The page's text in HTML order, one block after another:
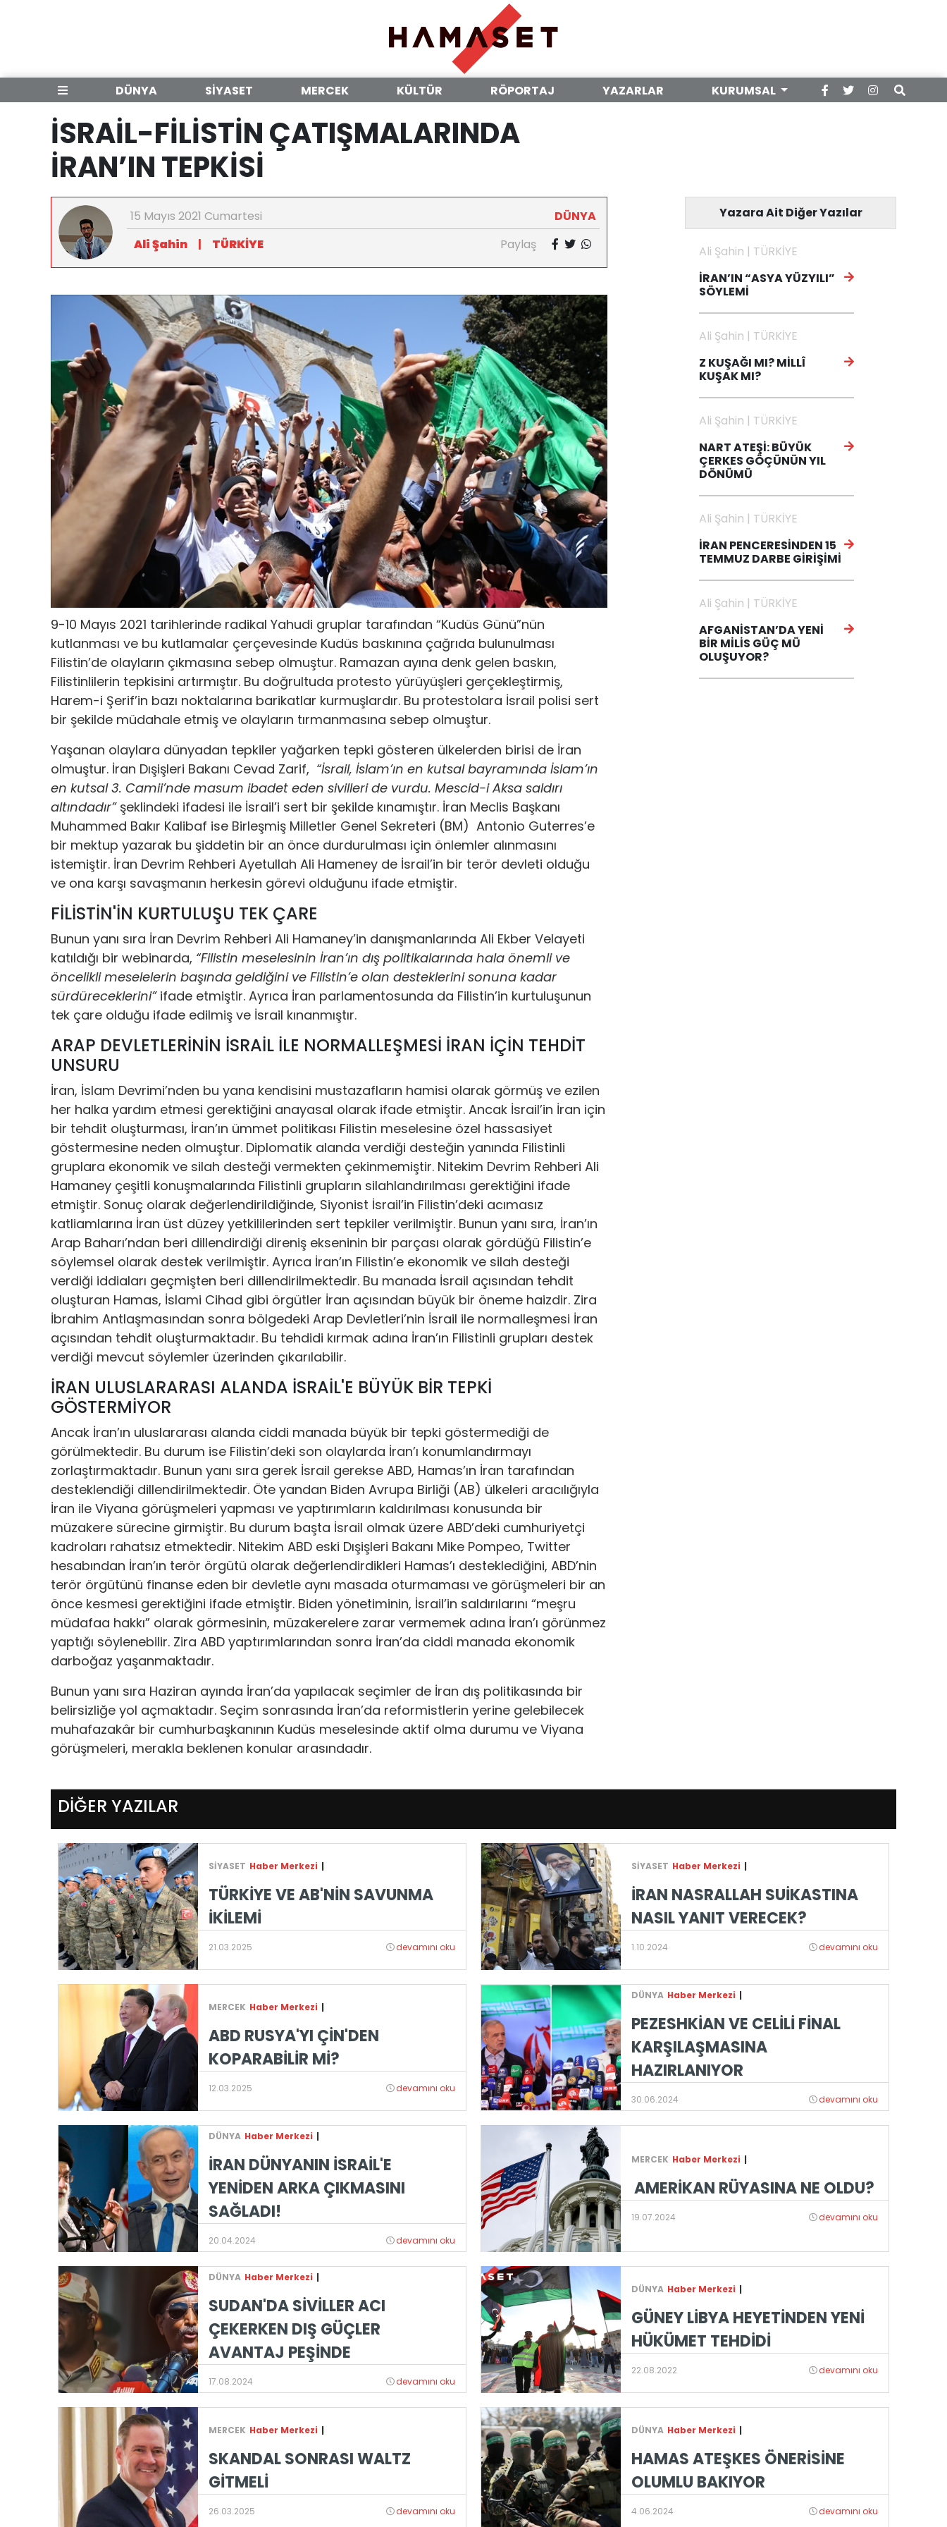
DÜNYA SİYASET MERCEK KÜLTÜR RÖPORTAJ YAZARLAR KURUMSAL
İSRAİL-FİLİSTİN ÇATIŞMALARINDA
İRAN’IN TEPKİSİ
15 Mayıs 2021 Cumartesi
DÜNYA
Ali Şahin
| TÜRKİYE Paylaş
9-10 Mayıs 2021 tarihlerinde radikal Yahudi gruplar tarafından “Kudüs Günü”nün
kutlanması ve bu kutlamalar çerçevesinde Kudüs baskınına çağrıda bulunulması
Filistin’de olayların çıkmasına sebep olmuştur. Ramazan ayına denk gelen baskın,
Filistinlilerin tepkisini artırmıştır. Bu doğrultuda protesto yürüyüşleri gerçekleştirmiş,
Harem-i Şerif’in bazı noktalarına barikatlar kurmuşlardır. Bu protestolara İsrail polisi sert
bir şekilde müdahale etmiş ve olayların tırmanmasına sebep olmuştur.
Yaşanan olaylara dünyadan tepkiler yağarken tepki gösteren ülkelerden birisi de İran
olmuştur. İran Dışişleri Bakanı Cevad Zarif, “İsrail, İslam’ın en kutsal bayramında İslam’ın
en kutsal 3. Camii’nde masum ibadet eden sivilleri de vurdu. Mescid-i Aksa saldırı
altındadır” şeklindeki ifadesi ile İsrail’i sert bir şekilde kınamıştır. İran Meclis Başkanı
Muhammed Bakır Kalibaf ise Birleşmiş Milletler Genel Sekreteri (BM) Antonio Guterres’e
bir mektup yazarak bu şiddetin bir an önce durdurulması için önlemler alınmasını
istemiştir. İran Devrim Rehberi Ayetullah Ali Hameney de İsrail’in bir terör devleti olduğu
ve ona karşı savaşmanın herkesin görevi olduğunu ifade etmiştir.
FİLİSTİN'İN KURTULUŞU TEK ÇARE
Bunun yanı sıra İran Devrim Rehberi Ali Hamaney’in danışmanlarında Ali Ekber Velayeti
katıldığı bir webinarda, “Filistin meselesinin İran’ın dış politikalarında hala önemli ve
öncelikli meselelerin başında geldiğini ve Filistin’e olan desteklerini sonuna kadar
sürdüreceklerini”ifade etmiştir. Ayrıca İran parlamentosunda da Filistin’in kurtuluşunun
tek çare olduğu ifade edilmiş ve İsrail kınanmıştır.
ARAP DEVLETLERİNİN İSRAİL İLE NORMALLEŞMESİ İRAN İÇİN TEHDİT
UNSURU
İran, İslam Devrimi’nden bu yana kendisini mustazafların hamisi olarak görmüş ve ezilen
her halka yardım etmesi gerektiğini anayasal olarak ifade etmiştir. Ancak İsrail’in İran için
bir tehdit oluşturması, İran’ın ümmet politikası Filistin meselesine özel hassasiyet
göstermesine neden olmuştur. Diplomatik alanda verdiği desteğin yanında Filistinli
gruplara ekonomik ve silah desteği vermekten çekinmemiştir. Nitekim Devrim Rehberi Ali
Hamaney çeşitli konuşmalarında Filistinli grupların silahlandırılması gerektiğini ifade
etmiştir. Sonuç olarak değerlendirildiğinde, Siyonist İsrail’in Filistin’deki acımasız
katliamlarına İran üst düzey yetkililerinden sert tepkiler verilmiştir. Bunun yanı sıra, İran’ın
Arap Baharı’ndan beri dillendirdiği direniş ekseninin bir parçası olarak gördüğü Filistin’e
söylemsel olarak destek verilmiştir. Ayrıca İran’ın Filistin’e ekonomik ve silah desteği
verdiği iddiaları geçmişten beri dillendirilmektedir. Bu manada İsrail açısından tehdit
oluşturan Hamas, İslami Cihad gibi örgütler İran açısından büyük bir öneme haizdir. Zira
İbrahim Antlaşmasından sonra bölgedeki Arap Devletleri’nin İsrail ile normalleşmesi İran
açısından tehdit oluşturmaktadır. Bu tehdidi kırmak adına İran’ın Filistinli grupları destek
verdiği mevcut söylemler üzerinden çıkarılabilir.
İRAN ULUSLARARASI ALANDA İSRAİL'E BÜYÜK BİR TEPKİ
GÖSTERMİYOR
Ancak İran’ın uluslararası alanda ciddi manada büyük bir tepki göstermediği de
görülmektedir. Bu durum ise Filistin’deki son olaylarda İran’ı konumlandırmayı
zorlaştırmaktadır. Bunun yanı sıra gerek İsrail gerekse ABD, Hamas’ın İran tarafından
desteklendiği dillendirilmektedir. Öte yandan Biden Avrupa Birliği (AB) ülkeleri aracılığıyla
İran ile Viyana görüşmeleri yapması ve yaptırımların kaldırılması konusunda bir
müzakere sürecine girmiştir. Bu durum başta İsrail olmak üzere ABD’deki cumhuriyetçi
kadroları rahatsız etmektedir. Nitekim ABD eski Dışişleri Bakanı Mike Pompeo, Twitter
hesabından İran’ın terör örgütü olarak değerlendirdikleri Hamas’ı desteklediğini, ABD’nin
terör örgütünü finanse eden bir devletle aynı masada oturmaması ve görüşmeleri bir an
önce kesmesi gerektiğini ifade etmiştir. Biden yönetiminin, İsrail’in saldırılarını “meşru
müdafaa hakkı” olarak görmesinin, müzakerelere zarar vermemek adına İran’ı görünmez
yaptığı söylenebilir. Zira ABD yaptırımlarından sonra İran’da ciddi manada ekonomik
darboğaz yaşanmaktadır.
Bunun yanı sıra Haziran ayında İran’da yapılacak seçimler de İran dış politikasında bir
belirsizliğe yol açmaktadır. Seçim sonrasında İran’da reformistlerin yerine gelebilecek
muhafazakâr bir cumhurbaşkanının Kudüs meselesinde aktif olma durumu ve Viyana
görüşmeleri, merakla beklenen konular arasındadır.
Yazara Ait Diğer Yazılar
Ali Şahin | TÜRKİYE
İRAN’IN “ASYA YÜZYILI”
SÖYLEMİ
Ali Şahin | TÜRKİYE
Z KUŞAĞI MI? MİLLÎ
KUŞAK MI?
Ali Şahin | TÜRKİYE
NART ATEŞİ: BÜYÜK
ÇERKES GÖÇÜNÜN YIL
DÖNÜMÜ
Ali Şahin | TÜRKİYE
İRAN PENCERESİNDEN 15
TEMMUZ DARBE GİRİŞİMİ
Ali Şahin | TÜRKİYE
AFGANİSTAN’DA YENİ
BİR MİLİS GÜÇ MÜ
OLUŞUYOR?
DİĞER YAZILAR
SİYASET Haber Merkezi |
TÜRKİYE VE AB'NİN SAVUNMA
İKİLEMİ
21.03.2025 devamını oku
SİYASET Haber Merkezi |
İRAN NASRALLAH SUİKASTINA
NASIL YANIT VERECEK?
1.10.2024 devamını oku
MERCEK Haber Merkezi |
ABD RUSYA'YI ÇİN'DEN
KOPARABİLİR Mİ?
12.03.2025 devamını oku
DÜNYA Haber Merkezi |
PEZESHKİAN VE CELİLİ FİNAL
KARŞILAŞMASINA
HAZIRLANIYOR
30.06.2024 devamını oku
DÜNYA Haber Merkezi |
İRAN DÜNYANIN İSRAİL'E
YENİDEN ARKA ÇIKMASINI
SAĞLADI!
20.04.2024 devamını oku
MERCEK Haber Merkezi |
AMERİKAN RÜYASINA NE OLDU?
19.07.2024 devamını oku
DÜNYA Haber Merkezi |
SUDAN'DA SİVİLLER ACI
ÇEKERKEN DIŞ GÜÇLER
AVANTAJ PEŞİNDE
17.08.2024 devamını oku
DÜNYA Haber Merkezi |
GÜNEY LİBYA HEYETİNDEN YENİ
HÜKÜMET TEHDİDİ
22.08.2022 devamını oku
MERCEK Haber Merkezi |
SKANDAL SONRASI WALTZ
GİTMELİ
26.03.2025 devamını oku
DÜNYA Haber Merkezi |
HAMAS ATEŞKES ÖNERİSİNE
OLUMLU BAKIYOR
4.06.2024 devamını oku